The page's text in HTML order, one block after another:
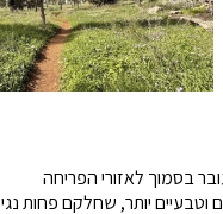
בסמוך לאזורי הפריחה
וטבעיים יותר, שחלקם פחות